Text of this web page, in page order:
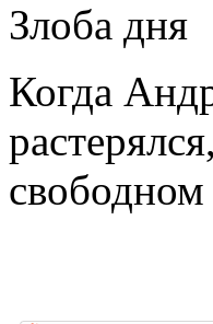
Злоба дня
Когда
свободном